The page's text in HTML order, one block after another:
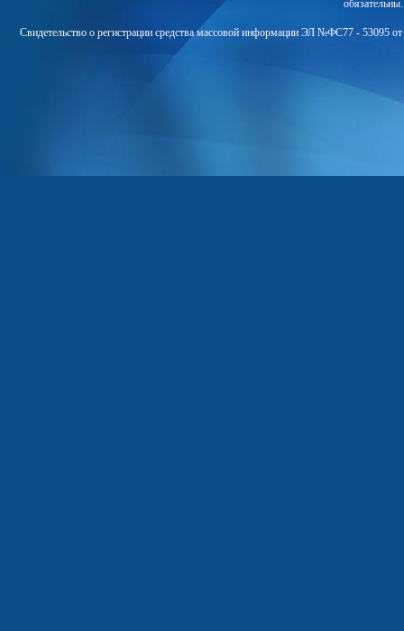
Свидетельство о регистрации средства массовой информации ЭЛ №ФС77 - 53095